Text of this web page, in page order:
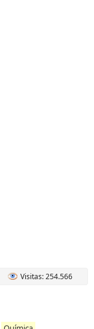
Visitas: 254.566